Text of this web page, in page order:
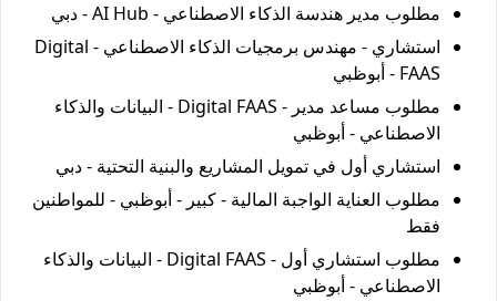
مطلوب مدير هندسة الذكاء الاصطناعي - AI Hub - دبي
استشاري - مهندس برمجيات الذكاء الاصطناعي - Digital
FAAS - أبوظبي
مطلوب مساعد مدير - Digital FAAS - البيانات والذكاء
الاصطناعي - أبوظبي
استشاري أول في تمويل المشاريع والبنية التحتية - دبي
مطلوب العناية الواجبة المالية - كبير - أبوظبي - للمواطنين
فقط
مطلوب استشاري أول - Digital FAAS - البيانات والذكاء
الاصطناعي - أبوظبي